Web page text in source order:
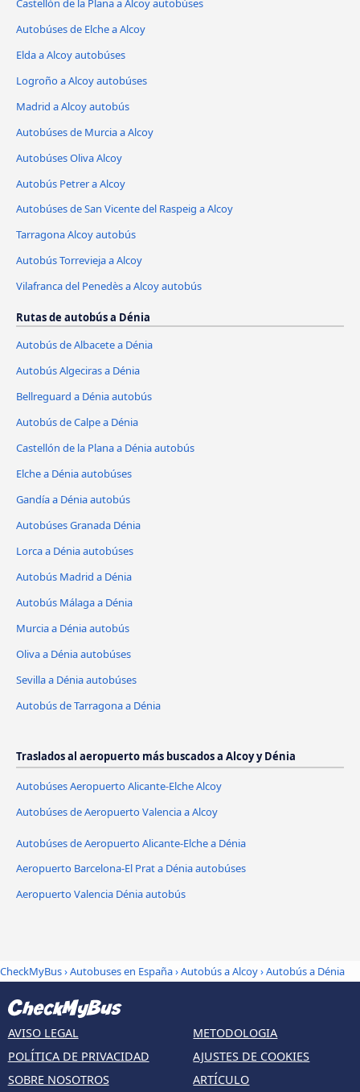
Castellón de la Plana a Alcoy autobúses
Autobúses de Elche a Alcoy
Elda a Alcoy autobúses
Logroño a Alcoy autobúses
Madrid a Alcoy autobús
Autobúses de Murcia a Alcoy
Autobúses Oliva Alcoy
Autobús Petrer a Alcoy
Autobúses de San Vicente del Raspeig a Alcoy
Tarragona Alcoy autobús
Autobús Torrevieja a Alcoy
Vilafranca del Penedès a Alcoy autobús
Rutas de autobús a Dénia
Autobús de Albacete a Dénia
Autobús Algeciras a Dénia
Bellreguard a Dénia autobús
Autobús de Calpe a Dénia
Castellón de la Plana a Dénia autobús
Elche a Dénia autobúses
Gandía a Dénia autobús
Autobúses Granada Dénia
Lorca a Dénia autobúses
Autobús Madrid a Dénia
Autobús Málaga a Dénia
Murcia a Dénia autobús
Oliva a Dénia autobúses
Sevilla a Dénia autobúses
Autobús de Tarragona a Dénia
Traslados al aeropuerto más buscados a Alcoy y Dénia
Autobúses Aeropuerto Alicante-Elche Alcoy
Autobúses de Aeropuerto Valencia a Alcoy
Autobúses de Aeropuerto Alicante-Elche a Dénia
Aeropuerto Barcelona-El Prat a Dénia autobúses
Aeropuerto Valencia Dénia autobús
CheckMyBus›Autobuses en España›Autobús a Alcoy›Autobús a Dénia
AVISO LEGAL
POLÍTICA DE PRIVACIDAD
SOBRE NOSOTROS
METODOLOGIA
AJUSTES DE COOKIES
ARTÍCULO